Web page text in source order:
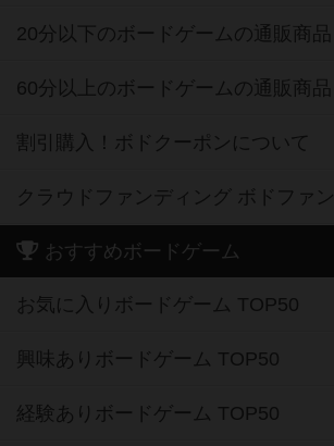
20分以下のボードゲームの通販商品
60分以上のボードゲームの通販商品
割引購入！ボドクーポンについて
クラウドファンディング ボドファン
おすすめボードゲーム
お気に入りボードゲーム TOP50
興味ありボードゲーム TOP50
経験ありボードゲーム TOP50